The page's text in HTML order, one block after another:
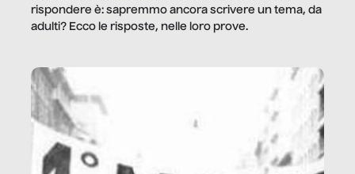
rispondere è: sapremmo ancora scrivere un tema, da
adulti? Ecco le risposte, nelle loro prove.